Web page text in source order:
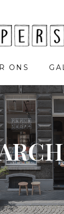
ONS